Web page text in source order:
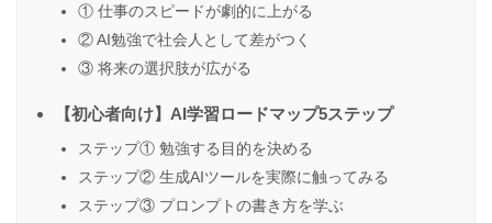
① 仕事のスピードが劇的に上がる
② AI勉強で社会人として差がつく
③ 将来の選択肢が広がる
【初心者向け】AI学習ロードマップ5ステップ
ステップ① 勉強する目的を決める
ステップ② 生成AIツールを実際に触ってみる
ステップ③ プロンプトの書き方を学ぶ